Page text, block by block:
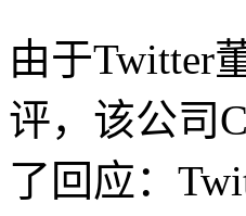
由于Twitter
评，该公司
了回应：